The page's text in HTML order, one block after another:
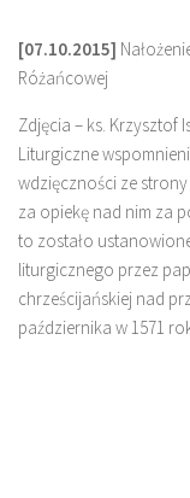
[07.10.2015]
Różańcowej
Zdjęcia – ks. Krzysztof
Liturgiczne
wdzięczności ze
za opiekę nad nim za
to zostało
liturgicznego przez
chrześcijańskiej nad
października w 1571